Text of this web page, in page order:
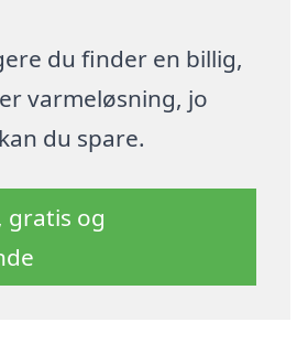
du finder en billig,
varmeløsning, jo
du spare.
gratis og